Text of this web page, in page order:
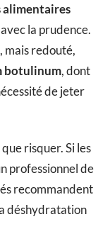
alimentaires
la prudence.
mais redouté,
botulinum, dont
de jeter
risquer. Si les
professionnel de
recommandent
déshydratation